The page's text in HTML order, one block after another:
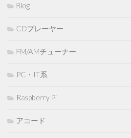
Blog
CDプレーヤー
FM/AMチューナー
PC・IT系
Raspberry Pi
アコード